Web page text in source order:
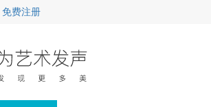
免费注册